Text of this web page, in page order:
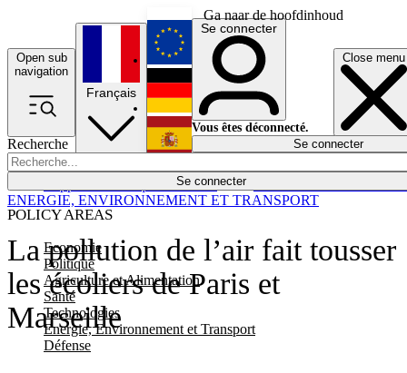
Ga naar de hoofdinhoud
Open sub
navigation
Close menu
Recherche
Se connecter
POLICY AREAS
Economie
Politique
Agriculture et Alimentation
Santé
Technologies
Energie, Environnement et Transport
Défense
Économie
Français
English
Deutsch
Español
Se connecter
Vous êtes déconnecté.
Se connecter
La pollution de l’air fait tousser
les écoliers de Paris et
Marseille
ENERGIE, ENVIRONNEMENT ET TRANSPORT